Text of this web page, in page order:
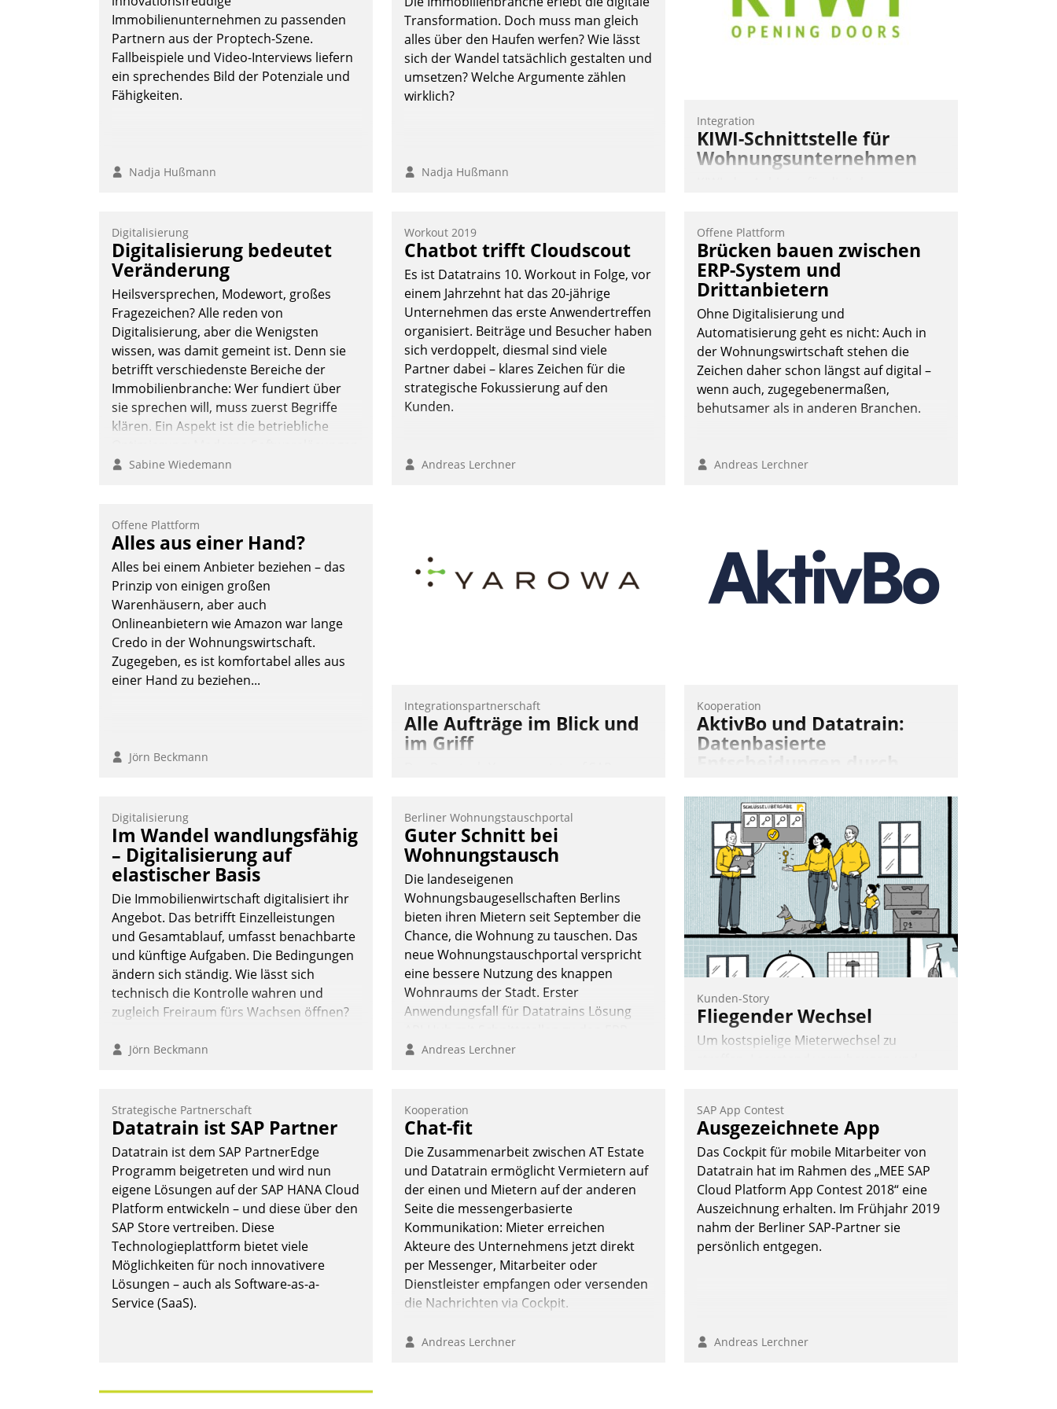
Andreas Lerchner
Immobilienunternehmen zu passenden
Partnern aus der Proptech-Szene.
Fallbeispiele und Video-Interviews liefern
ein sprechendes Bild der Potenziale und
Fähigkeiten.
Nadja Hußmann
Transformation. Doch muss man gleich
alles über den Haufen werfen? Wie lässt
sich der Wandel tatsächlich gestalten und
umsetzen? Welche Argumente zählen
wirklich?
Nadja Hußmann
Integration
KIWI-Schnittstelle für
Wohnungsunternehmen
Softwareentwicklungshaus Datatrain.
Andreas Lerchner
Digitalisierung
Digitalisierung bedeutet
Veränderung
Heilsversprechen, Modewort, großes
Fragezeichen? Alle reden von
Digitalisierung, aber die Wenigsten
wissen, was damit gemeint ist. Denn sie
betrifft verschiedenste Bereiche der
Immobilienbranche: Wer fundiert über
sie sprechen will, muss zuerst Begriffe
klären. Ein Aspekt ist die betriebliche
ermöglichen große Einsparungen durch
Allein mit der Einführung einer neuen
Software ist es nicht getan. Die
Digitalisierung erfordert von
Unternehmen die Bereitschaft, sich zu
überprüfen, zu hinterfragen und zu
verändern.
Sabine Wiedemann
Workout 2019
Chatbot trifft Cloudscout
Es ist Datatrains 10. Workout in Folge, vor
einem Jahrzehnt hat das 20-jährige
Unternehmen das erste Anwendertreffen
organisiert. Beiträge und Besucher haben
sich verdoppelt, diesmal sind viele
Partner dabei – klares Zeichen für die
strategische Fokussierung auf den
Kunden.
Andreas Lerchner
Offene Plattform
Brücken bauen zwischen
ERP-System und
Drittanbietern
Ohne Digitalisierung und
Automatisierung geht es nicht: Auch in
der Wohnungswirtschaft stehen die
Zeichen daher schon längst auf digital –
wenn auch, zugegebenermaßen,
behutsamer als in anderen Branchen.
Andreas Lerchner
Offene Plattform
Alles aus einer Hand?
Alles bei einem Anbieter beziehen – das
Prinzip von einigen großen
Warenhäusern, aber auch
Onlineanbietern wie Amazon war lange
Credo in der Wohnungswirtschaft.
Zugegeben, es ist komfortabel alles aus
einer Hand zu beziehen...
Jörn Beckmann
Integrationspartnerschaft
Alle Aufträge im Blick und
im Griff
und Verwaltung von Aufträgen der
operativen Instandhaltung in die SAP-
Systemlandschaft deutscher
Wohnungsunternehmen – und
beschleunigt damit den Weg vom
Mieteranliegen zum Dienstleisterauftrag.
Nadja Hußmann
Kooperation
AktivBo und Datatrain:
Datenbasierte
Mieterbefragungen
AktivBo und Datatrain kooperieren –
Immobilienunternehmen profitieren: Die
nahtlose Integration der Lösungen von
AktivBo und Datatrain ermöglicht
automatisiert ausgelöste, zielgerichtete
Mieterbefragungen – eine starke
Grundlage für intelligente, datengestützte
Entscheidungen.
Digitalisierung
Im Wandel wandlungsfähig
– Digitalisierung auf
elastischer Basis
Die Immobilienwirtschaft digitalisiert ihr
Angebot. Das betrifft Einzelleistungen
und Gesamtablauf, umfasst benachbarte
und künftige Aufgaben. Die Bedingungen
ändern sich ständig. Wie lässt sich
technisch die Kontrolle wahren und
zugleich Freiraum fürs Wachsen öffnen?
Jörn Beckmann
Berliner Wohnungstauschportal
Guter Schnitt bei
Wohnungstausch
Die landeseigenen
Wohnungsbaugesellschaften Berlins
bieten ihren Mietern seit September die
Chance, die Wohnung zu tauschen. Das
neue Wohnungstauschportal verspricht
eine bessere Nutzung des knappen
Wohnraums der Stadt. Erster
Anwendungsfall für Datatrains Lösung
Systemen der Unternehmen.
Andreas Lerchner
Kunden-Story
Fliegender Wechsel
Um kostspielige Mieterwechsel zu
seit Jahresbeginn eine Überblick, Einsicht
und Eingriff bietende Lösung. Zur
Entwicklung setzte man auf
Cloudtechnologie, bewährte und Startup-
Partner sowie erstmals agile
Projektmethoden.
Nadja Hußmann
Strategische Partnerschaft
Datatrain ist SAP Partner
Datatrain ist dem SAP PartnerEdge
Programm beigetreten und wird nun
eigene Lösungen auf der SAP HANA Cloud
Platform entwickeln – und diese über den
SAP Store vertreiben. Diese
Technologieplattform bietet viele
Möglichkeiten für noch innovativere
Lösungen – auch als Software-as-a-
Service (SaaS).
Kooperation
Chat-fit
Die Zusammenarbeit zwischen AT Estate
und Datatrain ermöglicht Vermietern auf
der einen und Mietern auf der anderen
Seite die messengerbasierte
Kommunikation: Mieter erreichen
Akteure des Unternehmens jetzt direkt
per Messenger, Mitarbeiter oder
Dienstleister empfangen oder versenden
die Nachrichten via Cockpit.
Andreas Lerchner
SAP App Contest
Ausgezeichnete App
Das Cockpit für mobile Mitarbeiter von
Datatrain hat im Rahmen des „MEE SAP
Cloud Platform App Contest 2018“ eine
Auszeichnung erhalten. Im Frühjahr 2019
nahm der Berliner SAP-Partner sie
persönlich entgegen.
Andreas Lerchner